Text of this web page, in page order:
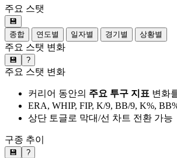
주요 스탯
💾
종합
연도별 일자별 경기별 상황별
주요 스탯 변화
💾 ?
주요 스탯 변화
커리어 동안의 주요 투구 지표 변화
ERA, WHIP, FIP, K/9, BB/9, K%,
상단 토글로 막대/선 차트 전환 가능
구종 추이
💾 ?